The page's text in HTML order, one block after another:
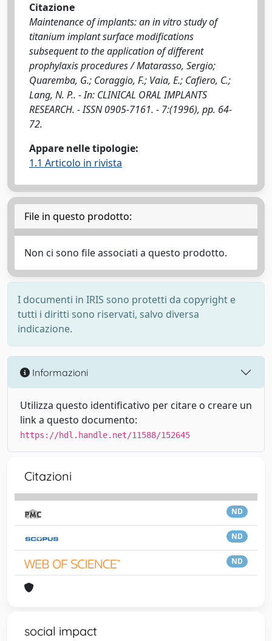
Citazione
Maintenance of implants: an in vitro study of
titanium implant surface modifications
subsequent to the application of different
prophylaxis procedures / Matarasso, Sergio;
Quaremba, G.; Coraggio, F.; Vaia, E.; Cafiero, C.;
Lang, N. P.. - In: CLINICAL ORAL IMPLANTS
RESEARCH. - ISSN 0905-7161. - 7:(1996), pp. 64-
72.
Appare nelle tipologie:
1.1 Articolo in rivista
File in questo prodotto:
Non ci sono file associati a questo prodotto.
I documenti in IRIS sono protetti da copyright e
tutti i diritti sono riservati, salvo diversa
indicazione.
Informazioni
Utilizza questo identificativo per citare o creare un
link a questo documento:
https://hdl.handle.net/11588/152645
Citazioni
ND
ND
ND
social impact